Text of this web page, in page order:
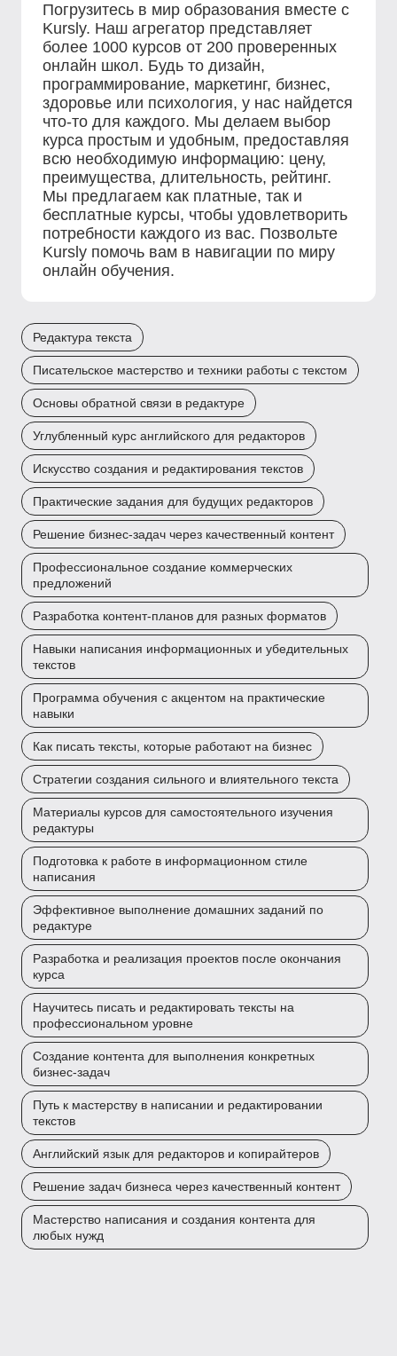
Погрузитесь в мир образования вместе с
Kursly. Наш агрегатор представляет
более 1000 курсов от 200 проверенных
онлайн школ. Будь то дизайн,
программирование, маркетинг, бизнес,
здоровье или психология, у нас найдется
что-то для каждого. Мы делаем выбор
курса простым и удобным, предоставляя
всю необходимую информацию: цену,
преимущества, длительность, рейтинг.
Мы предлагаем как платные, так и
бесплатные курсы, чтобы удовлетворить
потребности каждого из вас. Позвольте
Kursly помочь вам в навигации по миру
онлайн обучения.
Редактура текста
Писательское мастерство и техники работы с текстом
Основы обратной связи в редактуре
Углубленный курс английского для редакторов
Искусство создания и редактирования текстов
Практические задания для будущих редакторов
Решение бизнес-задач через качественный контент
Профессиональное создание коммерческих
предложений
Разработка контент-планов для разных форматов
Навыки написания информационных и убедительных
текстов
Программа обучения с акцентом на практические
навыки
Как писать тексты, которые работают на бизнес
Стратегии создания сильного и влиятельного текста
Материалы курсов для самостоятельного изучения
редактуры
Подготовка к работе в информационном стиле
написания
Эффективное выполнение домашних заданий по
редактуре
Разработка и реализация проектов после окончания
курса
Научитесь писать и редактировать тексты на
профессиональном уровне
Создание контента для выполнения конкретных
бизнес-задач
Путь к мастерству в написании и редактировании
текстов
Английский язык для редакторов и копирайтеров
Решение задач бизнеса через качественный контент
Мастерство написания и создания контента для
любых нужд